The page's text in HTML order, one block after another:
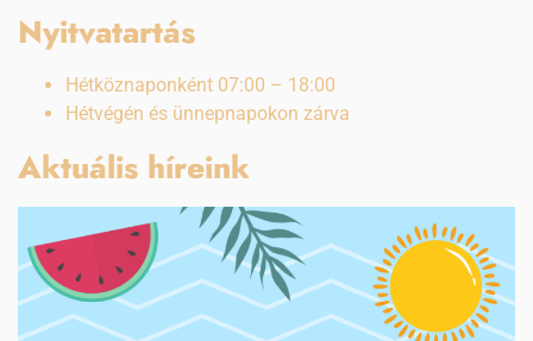
Nyitvatartás
Hétköznaponként 07:00 – 18:00
Hétvégén és ünnepnapokon zárva
Aktuális híreink